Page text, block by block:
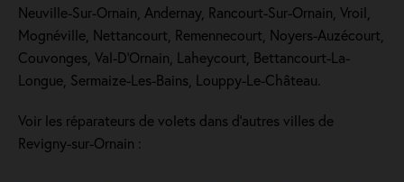
Neuville-Sur-Ornain, Andernay, Rancourt-Sur-Ornain, Vroil,
Mognéville, Nettancourt, Remennecourt, Noyers-Auzécourt,
Couvonges, Val-D'Ornain, Laheycourt, Bettancourt-La-
Longue, Sermaize-Les-Bains, Louppy-Le-Château.
Voir les réparateurs de volets dans d’autres villes de
Revigny-sur-Ornain :